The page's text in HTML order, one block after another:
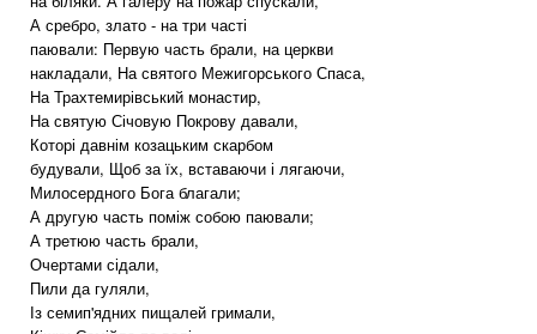
А сребро, злато - на три часті
паювали: Первую часть брали, на церкви
накладали, На святого Межигорського Спаса,
На Трахтемирівський монастир,
На святую Січовую Покрову давали,
Которі давнім козацьким скарбом
будували, Щоб за їх, вставаючи і лягаючи,
Милосердного Бога благали;
А другую часть поміж собою паювали;
А третюю часть брали,
Очертами сідали,
Пили да гуляли,
Із семип'ядних пищалей гримали,